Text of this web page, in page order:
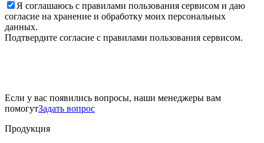
Я соглашаюсь с правилами пользования сервисом и даю
согласие на хранение и обработку моих персональных
данных.
Подтвердите согласие с правилами пользования сервисом.
Если у вас появились вопросы, наши менеджеры вам
помогутЗадать вопрос
Продукция